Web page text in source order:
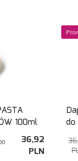
100ml
36,92
PLN